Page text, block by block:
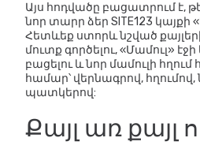
Այս հոդվածը բացատրում է,
նոր տարր ձեր SITE123 կայքի
Հետևեք ստորև նշված
մուտք գործելու, «Մամուլ»
բացելու և նոր մամուլի
համար՝ վերնագրով,
պատկերով:
Քայլ առ քայլ